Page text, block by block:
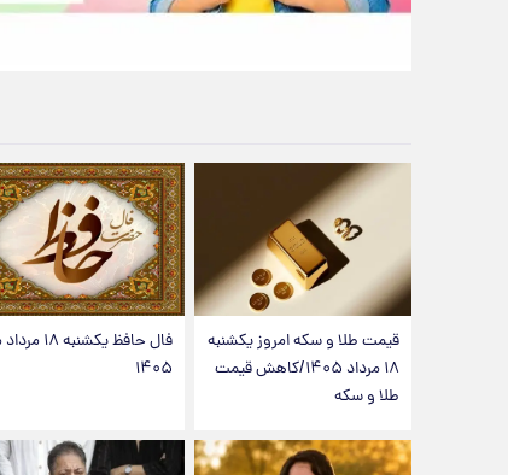
قیمت طلا و سکه امروز یکشنبه
۱۸ مرداد ۱۴۰۵/کاهش قیمت
طلا و سکه
فال حافظ یکشنبه
۱۴۰۵